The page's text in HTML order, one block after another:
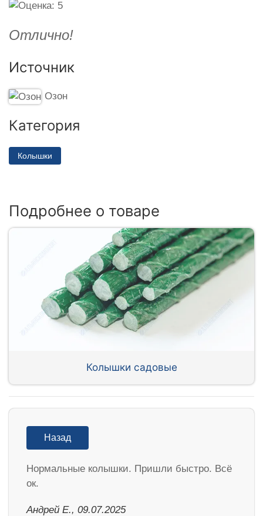
Отлично!
Источник
Озон
Категория
Колышки
Подробнее о товаре
Колышки садовые
Назад
Нормальные колышки. Пришли быстро. Всё
ок.
Андрей Е., 09.07.2025